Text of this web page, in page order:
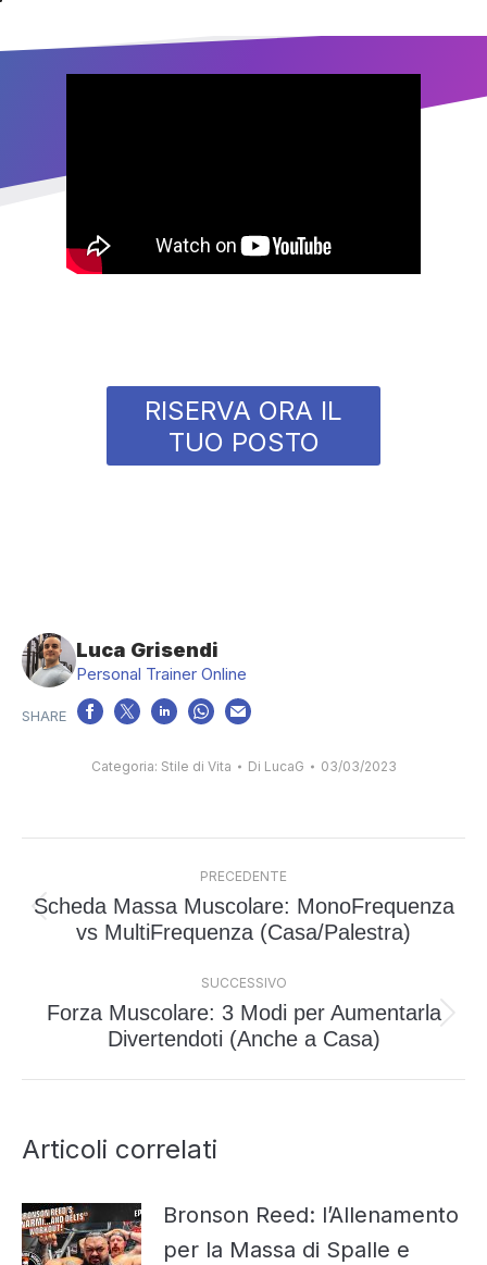
RISERVA ORA IL
TUO POSTO
Luca Grisendi
Personal Trainer Online
Categoria: Stile di Vita Di LucaG 03/03/2023
tra
PRECEDENTE
Post
Scheda Massa Muscolare: MonoFrequenza
vs MultiFrequenza (Casa/Palestra)
SUCCESSIVO
Prossimo
Forza Muscolare: 3 Modi per Aumentarla
Divertendoti (Anche a Casa)
Articoli correlati
Bronson Reed: l’Allenamento
per la Massa di Spalle e